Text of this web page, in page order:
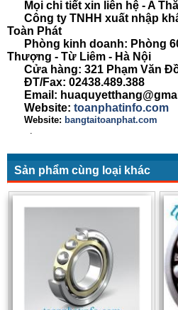
Mọi chi tiết xin liên hệ - A
Công ty TNHH xuất nhập
Toàn Phát
Phòng kinh doanh: Phòng
Thượng - Từ Liêm - Hà Nội
Cửa hàng: 321 Phạm Văn
ĐT/Fax: 02438.489.388
Email:
Website: toanphatinfo.com
Website: bangtaitoanphat.com
.
Sản phẩm cùng loại khác